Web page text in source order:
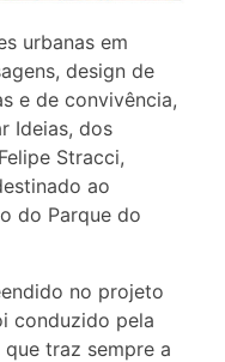
urbanas em
design de
e de convivência,
Ideias, dos
Stracci,
ao
do Parque do
no projeto
conduzido pela
traz sempre a